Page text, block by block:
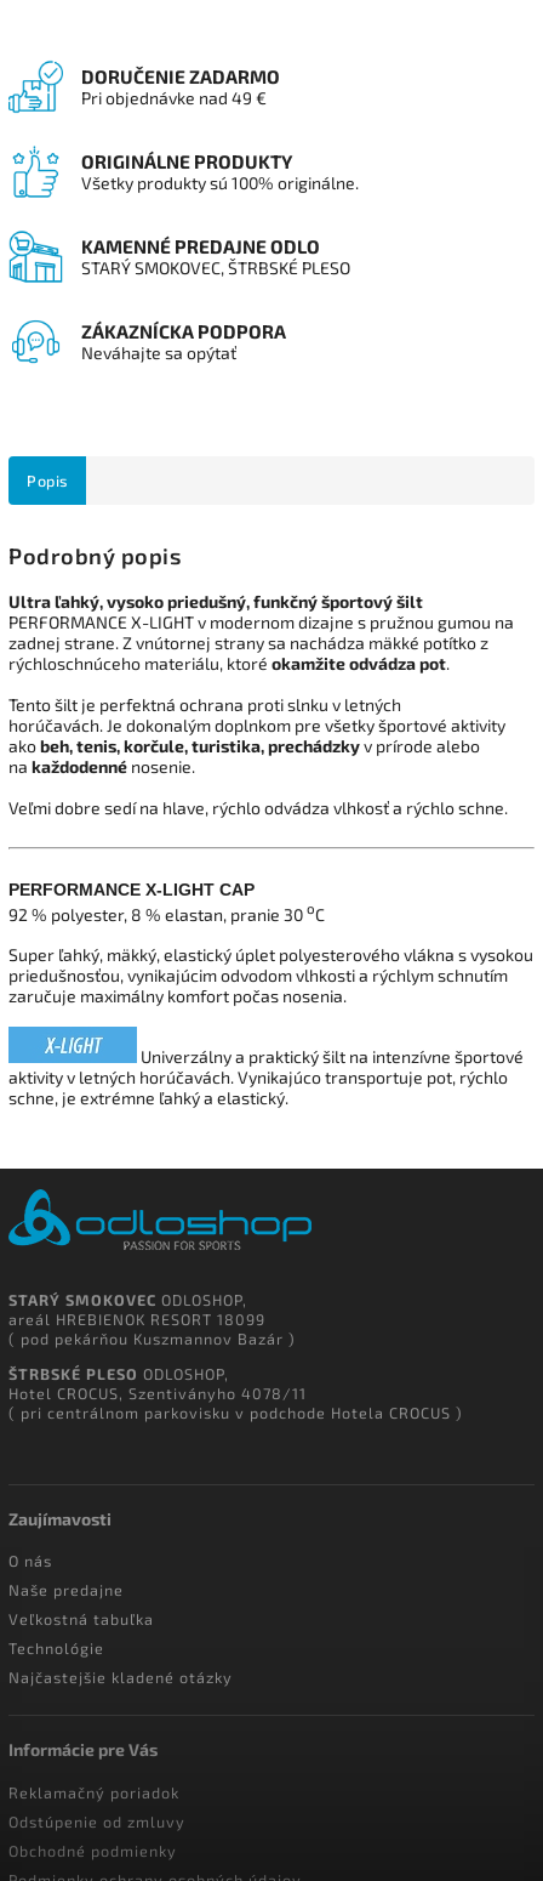
DORUČENIE ZADARMO
Pri objednávke nad 49 €
ORIGINÁLNE PRODUKTY
Všetky produkty sú 100% originálne.
KAMENNÉ PREDAJNE ODLO
STARÝ SMOKOVEC, ŠTRBSKÉ PLESO
ZÁKAZNÍCKA PODPORA
Neváhajte sa opýtať
Popis
Podrobný popis
Ultra ľahký, vysoko priedušný, funkčný športový šilt
PERFORMANCE X-LIGHT v modernom dizajne s pružnou gumou na
zadnej strane. Z vnútornej strany sa nachádza mäkké potítko z
rýchloschnúceho materiálu, ktoré okamžite odvádza pot.
Tentošilt je perfektná ochrana proti slnku v letných
horúčavách. Je dokonalýmdoplnkom pre všetky športové aktivity
akobeh, tenis, korčule, turistika, prechádzkyv prírode alebo
na každodenné nosenie.
Veľmi dobre sedína hlave, rýchlo odvádza vlhkosťa rýchlo schne.
PERFORMANCE X-LIGHT CAP
92 % polyester, 8 % elastan, pranie 30 oC
Super ľahký, mäkký, elastický úplet polyesterového vlákna s vysokou
priedušnosťou, vynikajúcim odvodom vlhkosti a rýchlym schnutím
zaručuje maximálny komfort počas nosenia.
Univerzálny a praktický šilt na intenzívne športové
aktivity v letných horúčavách. Vynikajúco transportuje pot, rýchlo
schne, je extrémne ľahký a elastický.
STARÝ SMOKOVEC ODLOSHOP,
areál HREBIENOK RESORT 18099
( pod pekárňou Kuszmannov Bazár )
ŠTRBSKÉ PLESO ODLOSHOP,
Hotel CROCUS, Szentiványho 4078/11
( pri centrálnom parkovisku v podchode Hotela CROCUS )
Zaujímavosti
O nás
Naše predajne
Veľkostná tabuľka
Technológie
Najčastejšie kladené otázky
Informácie pre Vás
Reklamačný poriadok
Odstúpenie od zmluvy
Obchodné podmienky